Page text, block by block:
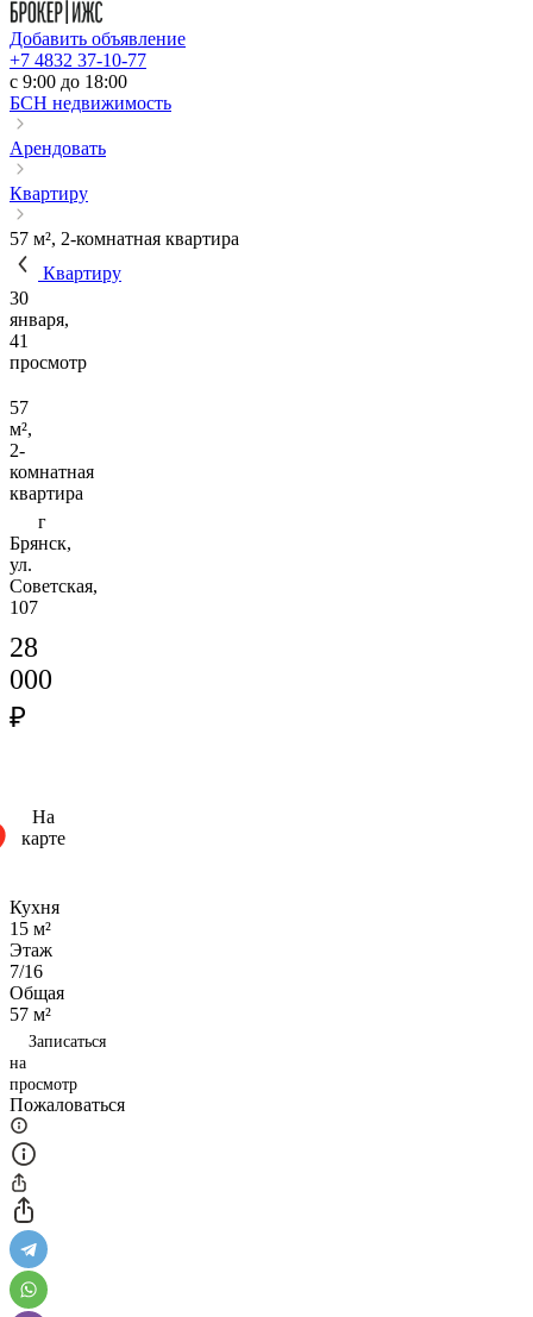
Добавить объявление
+7 4832 37-10-77
c 9:00 до 18:00
БСН недвижимость
Арендовать
Квартиру
57 м², 2-комнатная квартира
Квартиру
30
января,
41
просмотр
57
м²,
2-
комнатная
квартира
г
Брянск,
ул.
Советская,
107
28
000
₽
На
карте
Кухня
15 м²
Этаж
7/16
Общая
57 м²
Записаться
на
просмотр
Пожаловаться